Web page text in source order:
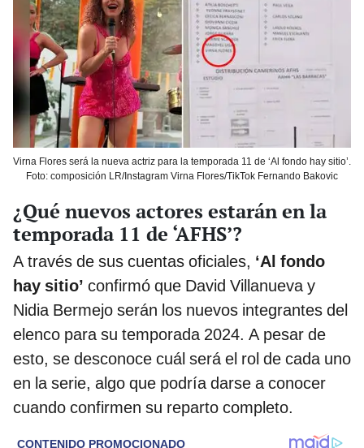
Virna Flores será la nueva actriz para la temporada 11 de ‘Al fondo hay sitio’.
Foto: composición LR/Instagram Virna Flores/TikTok Fernando Bakovic
¿Qué nuevos actores estarán en la
temporada 11 de ‘AFHS’?
A través de sus cuentas oficiales, ‘Al fondo
hay sitio’ confirmó que David Villanueva y
Nidia Bermejo serán los nuevos integrantes del
elenco para su temporada 2024. A pesar de
esto, se desconoce cuál será el rol de cada uno
en la serie, algo que podría darse a conocer
cuando confirmen su reparto completo.